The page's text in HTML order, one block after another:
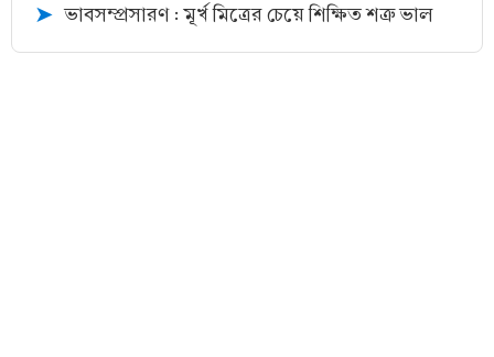
➤ ভাবসম্প্রসারণ : মূর্খ মিত্রের চেয়ে শিক্ষিত শত্রু ভাল